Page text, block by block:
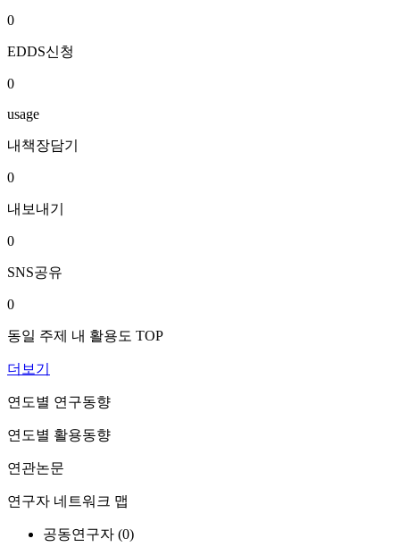
0
EDDS신청
0
usage
내책장담기
0
내보내기
0
SNS공유
0
동일 주제 내 활용도 TOP
더보기
연도별 연구동향
연도별 활용동향
연관논문
연구자 네트워크 맵
공동연구자 (0)